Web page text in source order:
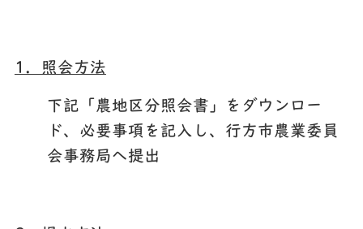
1．照会方法
下記「農地区分照会書」をダウンロー
ド、必要事項を記入し、行方市農業委員
会事務局へ提出